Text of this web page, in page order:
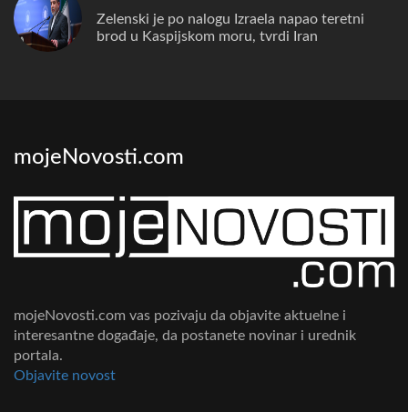
Zelenski je po nalogu Izraela napao teretni
brod u Kaspijskom moru, tvrdi Iran
mojeNovosti.com
mojeNovosti.com vas pozivaju da objavite aktuelne i
interesantne događaje, da postanete novinar i urednik
portala.
Objavite novost